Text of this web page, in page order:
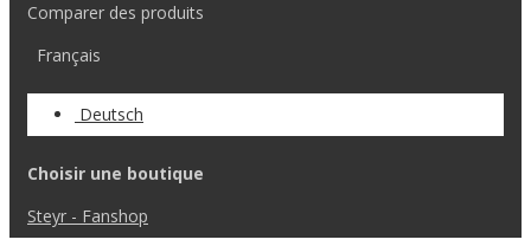
Comparer des produits
Français
Deutsch
Choisir une boutique
Steyr - Fanshop